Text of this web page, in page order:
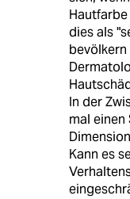
dies als
bevölkern
In der
mal
Kann es